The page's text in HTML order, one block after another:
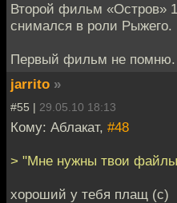
Второй фильм «Остров»
снимался в роли Рыжего.
Первый фильм не помню.
jarrito »
#55 | 29.05.10 18:13
Кому: Аблакат, #48
> "Мне нужны твои
хороший у тебя плащ (с)